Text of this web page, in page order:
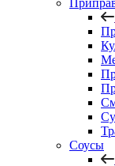
Соусы